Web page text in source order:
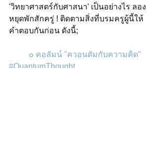
'วิทยาศาสตร์กับศาสนา' เป็นอย่างไร ลอง
หยุดพักสักครู่ ! ติดตามสิ่งที่บรมครูผู้นี้ให้
คำตอบกันก่อน ดังนี้;
๐ คอลัมน์ "ควอนตัมกับความคิด"
#QuantumThought